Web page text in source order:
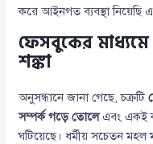
করে আইনগত ব্যবস্থা নিয়েছি
ফেসবুকের মাধ্যমে
শঙ্কা
অনুসন্ধানে জানা গেছে, চক্রটি
সম্পর্ক গড়ে তোলেএবং একই
ঘটিয়েছে। ধর্মীয় সচেতন